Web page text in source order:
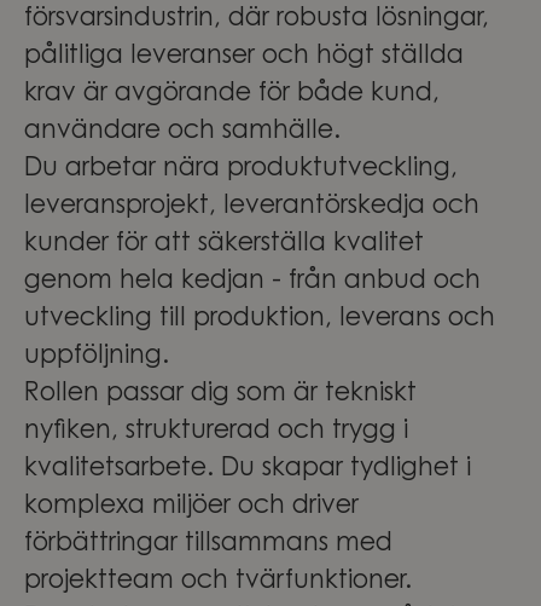
försvarsindustrin, där robusta lösningar,
pålitliga leveranser och högt ställda
krav är avgörande för både kund,
användare och samhälle.
Du arbetar nära produktutveckling,
leveransprojekt, leverantörskedja och
kunder för att säkerställa kvalitet
genom hela kedjan - från anbud och
utveckling till produktion, leverans och
uppföljning.
Rollen passar dig som är tekniskt
nyfiken, strukturerad och trygg i
kvalitetsarbete. Du skapar tydlighet i
komplexa miljöer och driver
förbättringar tillsammans med
projektteam och tvärfunktioner.